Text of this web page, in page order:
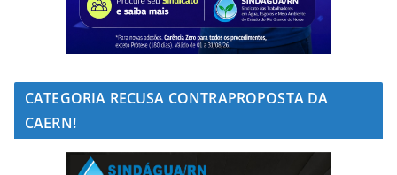
CATEGORIA RECUSA CONTRAPROPOSTA DA
CAERN!